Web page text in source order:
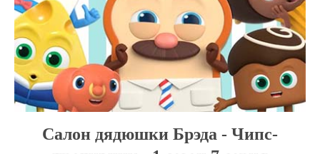
Салон дядюшки Брэда - Чипс-